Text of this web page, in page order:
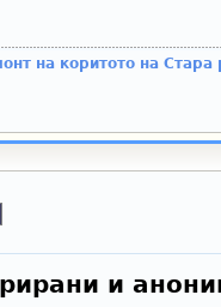
на коритото на Стара
и